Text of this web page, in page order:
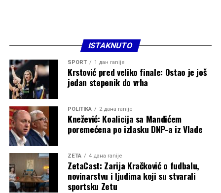
ISTAKNUTO
SPORT 1 дан ranije
Krstović pred veliko finale: Ostao je još
jedan stepenik do vrha
POLITIKA 2 дана ranije
Knežević: Koalicija sa Mandićem
poremećena po izlasku DNP-a iz Vlade
ZETA 4 дана ranije
ZetaCast: Zarija Kračković o fudbalu,
novinarstvu i ljudima koji su stvarali
sportsku Zetu